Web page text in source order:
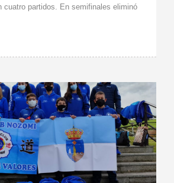
cuatro partidos. En semifinales eliminó